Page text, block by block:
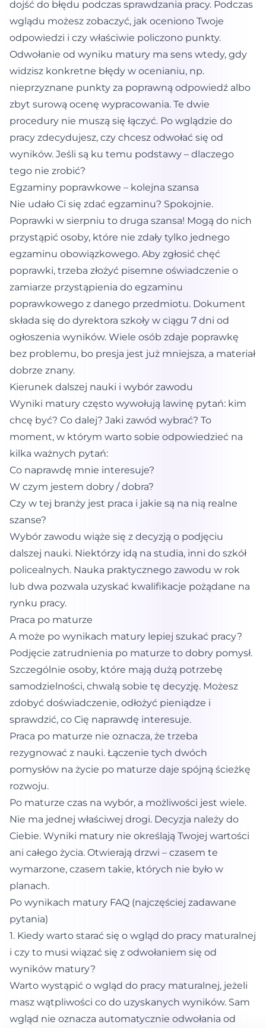
dojść do błędu podczas sprawdzania pracy. Podczas
wglądu możesz zobaczyć, jak oceniono Twoje
odpowiedzi i czy właściwie policzono punkty.
Odwołanie od wyniku matury ma sens wtedy, gdy
widzisz konkretne błędy w ocenianiu, np.
nieprzyznane punkty za poprawną odpowiedź albo
zbyt surową ocenę wypracowania. Te dwie
procedury nie muszą się łączyć. Po wglądzie do
pracy zdecydujesz, czy chcesz odwołać się od
wyników. Jeśli są ku temu podstawy – dlaczego
tego nie zrobić?
Egzaminy poprawkowe – kolejna szansa
Nie udało Ci się zdać egzaminu? Spokojnie.
Poprawki w sierpniu to druga szansa! Mogą do nich
przystąpić osoby, które nie zdały tylko jednego
egzaminu obowiązkowego. Aby zgłosić chęć
poprawki, trzeba złożyć pisemne oświadczenie o
zamiarze przystąpienia do egzaminu
poprawkowego z danego przedmiotu. Dokument
składa się do dyrektora szkoły w ciągu 7 dni od
ogłoszenia wyników. Wiele osób zdaje poprawkę
bez problemu, bo presja jest już mniejsza, a materiał
dobrze znany.
Kierunek dalszej nauki i wybór zawodu
Wyniki matury często wywołują lawinę pytań: kim
chcę być? Co dalej? Jaki zawód wybrać? To
moment, w którym warto sobie odpowiedzieć na
kilka ważnych pytań:
Co naprawdę mnie interesuje?
W czym jestem dobry / dobra?
Czy w tej branży jest praca i jakie są na nią realne
szanse?
Wybór zawodu wiąże się z decyzją o podjęciu
dalszej nauki. Niektórzy idą na studia, inni do szkół
policealnych. Nauka praktycznego zawodu w rok
lub dwa pozwala uzyskać kwalifikacje pożądane na
rynku pracy.
Praca po maturze
A może po wynikach matury lepiej szukać pracy?
Podjęcie zatrudnienia po maturze to dobry pomysł.
Szczególnie osoby, które mają dużą potrzebę
samodzielności, chwalą sobie tę decyzję. Możesz
zdobyć doświadczenie, odłożyć pieniądze i
sprawdzić, co Cię naprawdę interesuje.
Praca po maturze nie oznacza, że trzeba
rezygnować z nauki. Łączenie tych dwóch
pomysłów na życie po maturze daje spójną ścieżkę
rozwoju.
Po maturze czas na wybór, a możliwości jest wiele.
Nie ma jednej właściwej drogi. Decyzja należy do
Ciebie. Wyniki matury nie określają Twojej wartości
ani całego życia. Otwierają drzwi – czasem te
wymarzone, czasem takie, których nie było w
planach.
Po wynikach matury FAQ (najczęściej zadawane
pytania)
1. Kiedy warto starać się o wgląd do pracy maturalnej
i czy to musi wiązać się z odwołaniem się od
wyników matury?
Warto wystąpić o wgląd do pracy maturalnej, jeżeli
masz wątpliwości co do uzyskanych wyników. Sam
wgląd nie oznacza automatycznie odwołania od